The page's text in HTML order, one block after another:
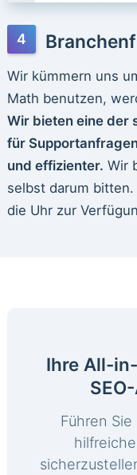
Wir kümmern uns
Math benutzen,
Wir bieten eine der
für
und effizienter. Wir
selbst darum
die Uhr zur
Ihre All-
Führen